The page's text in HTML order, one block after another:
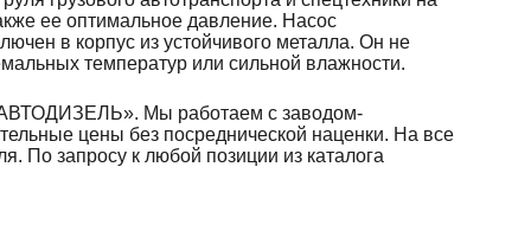
ее оптимальное давление. Насос
в корпус из устойчивого металла. Он не
температур или сильной влажности.
Мы работаем с заводом-
цены без посреднической наценки. На все
По запросу к любой позиции из каталога